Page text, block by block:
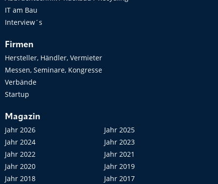
IT am Bau
Interview´s
Firmen
Hersteller, Händler, Vermieter
Messen, Seminare, Kongresse
Verbände
Startup
Magazin
Jahr 2026
Jahr 2025
Jahr 2024
Jahr 2023
Jahr 2022
Jahr 2021
Jahr 2020
Jahr 2019
Jahr 2018
Jahr 2017